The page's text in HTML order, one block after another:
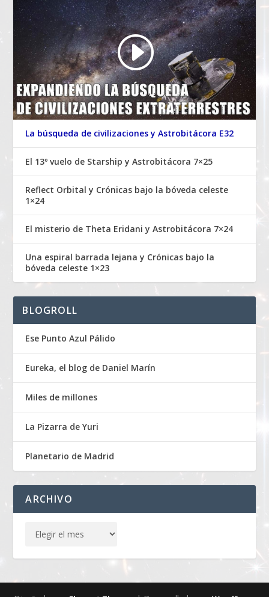
La búsqueda de civilizaciones y Astrobitácora E32
El 13º vuelo de Starship y Astrobitácora 7×25
Reflect Orbital y Crónicas bajo la bóveda celeste
1×24
El misterio de Theta Eridani y Astrobitácora 7×24
Una espiral barrada lejana y Crónicas bajo la
bóveda celeste 1×23
BLOGROLL
Ese Punto Azul Pálido
Eureka, el blog de Daniel Marín
Miles de millones
La Pizarra de Yuri
Planetario de Madrid
ARCHIVO